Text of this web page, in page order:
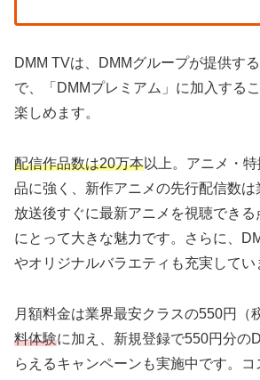
DMM TVは、DMMグループが提供す
で、「DMMプレミアム」に加入する
楽しめます。
配信作品数は20万本以上。アニメ・
品に強く、新作アニメの先行配信数は
放送後すぐに最新アニメを視聴でき
にとって大きな魅力です。さらに、
やオリジナルバラエティも充実してい
月額料金は業界最安クラスの550円（
料体験に加え、新規登録で550円分の
らえるキャンペーンも実施中です。